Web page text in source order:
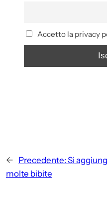
Accetto la privacy
← Precedente: Si
molte bibite